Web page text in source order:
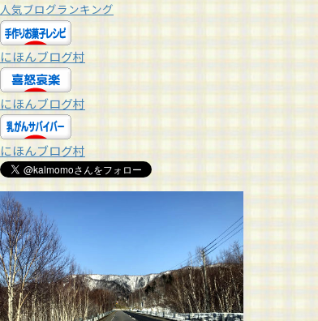
人気ブログランキング
にほんブログ村
にほんブログ村
にほんブログ村